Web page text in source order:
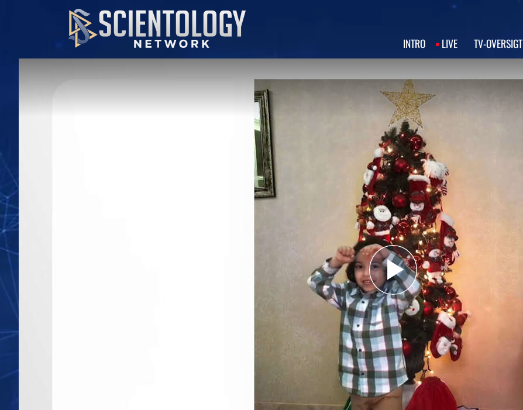
INTRO LIVE TV‑OVERSIGT
Play
Video